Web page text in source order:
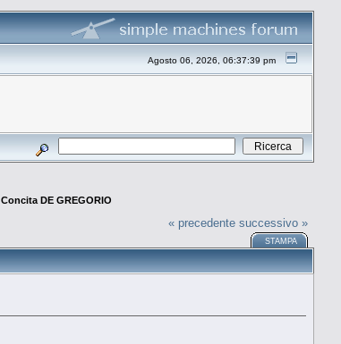
Agosto 06, 2026, 06:37:39 pm
Concita DE GREGORIO
« precedente successivo »
STAMPA